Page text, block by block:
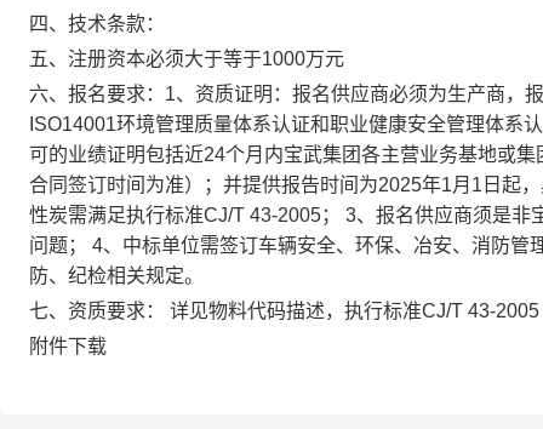
四、技术条款：
五、注册资本必须大于等于1000万元
六、报名要求：1、资质证明：报名供应商必须为生产商，
ISO14001环境管理质量体系认证和职业健康安全管理体系
可的业绩证明包括近24个月内宝武集团各主营业务基地或
合同签订时间为准）；并提供报告时间为2025年1月1日起
性炭需满足执行标准CJ/T 43-2005； 3、报名供应商须是
问题； 4、中标单位需签订车辆安全、环保、冶安、消防
防、纪检相关规定。
七、资质要求： 详见物料代码描述，执行标准CJ/T 43-2005
附件下载